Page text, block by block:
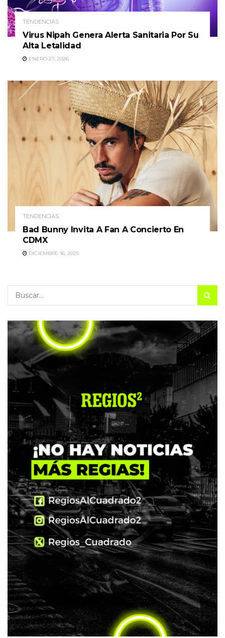
TENDENCIAS
Virus Nipah Genera Alerta Sanitaria Por Su
Alta Letalidad
ENERO 27, 2026
TENDENCIAS
Bad Bunny Invita A Fan A Concierto En
CDMX
DICIEMBRE 16, 2025